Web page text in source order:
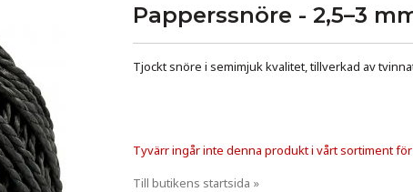
Papperssnöre - 2,5–3
Tjockt snöre i semimjuk kvalitet, tillverkad av
Tyvärr ingår inte denna produkt i vårt sortiment
Till butikens startsida »